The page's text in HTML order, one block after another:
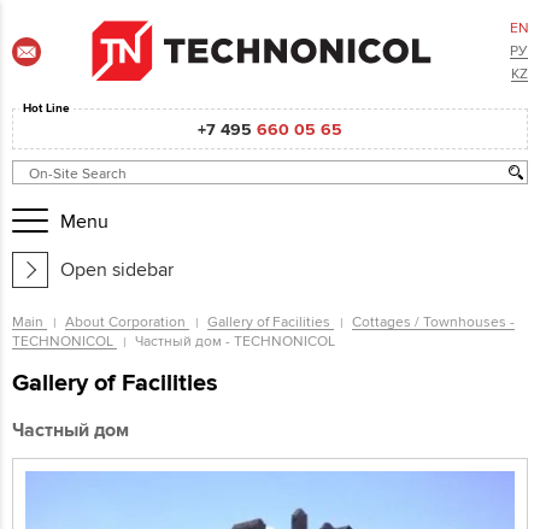
EN
РУ
KZ
Hot Line
+7 495 660 05 65
Menu
Open sidebar
Main About Corporation Gallery of Facilities
Cottages / Townhouses -
TECHNONICOL
Частный дом - TECHNONICOL
Gallery of Facilities
Частный дом